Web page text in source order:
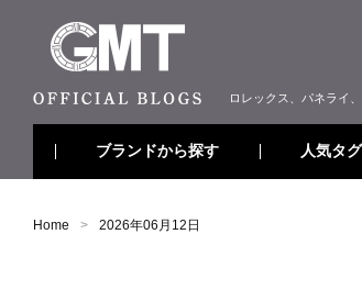
ロレックス、パネライ
ブランドから探す 人気タグ
Home 2026年06月12日